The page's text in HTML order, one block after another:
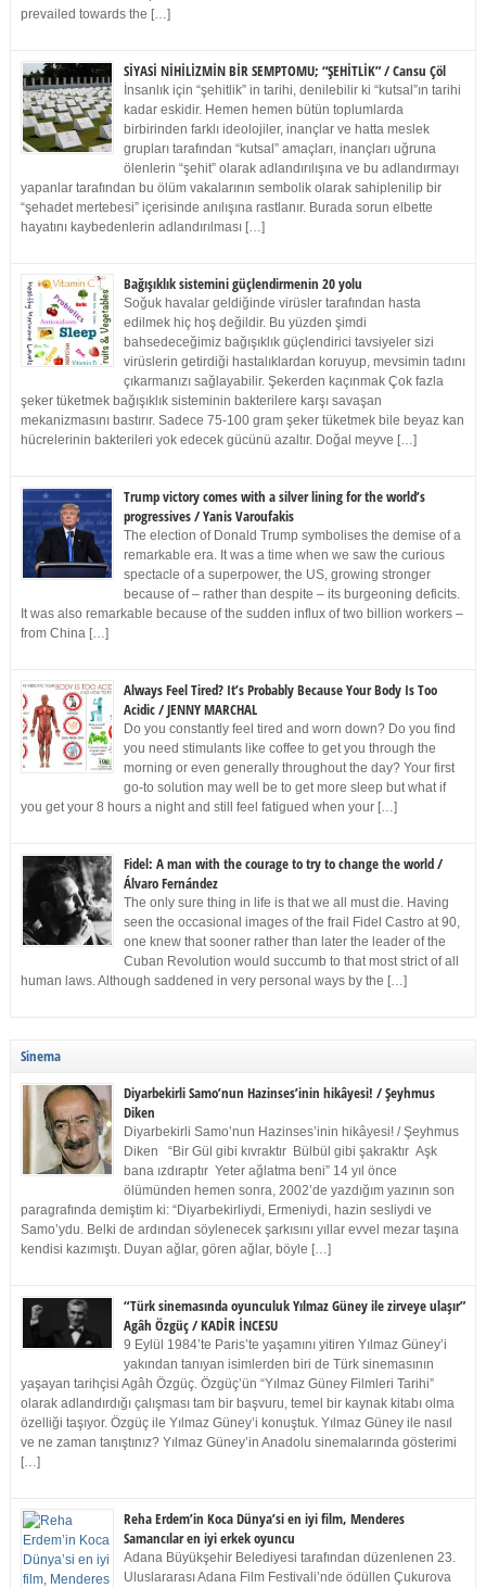
prevailed towards the […]
SİYASİ NİHİLİZMİN BİR SEMPTOMU; “ŞEHİTLİK” / Cansu Çöl
İnsanlık için “şehitlik” in tarihi, denilebilir ki “kutsal”ın tarihi
kadar eskidir. Hemen hemen bütün toplumlarda
birbirinden farklı ideolojiler, inançlar ve hatta meslek
grupları tarafından “kutsal” amaçları, inançları uğruna
ölenlerin “şehit” olarak adlandırılışına ve bu adlandırmayı
yapanlar tarafından bu ölüm vakalarının sembolik olarak sahiplenilip bir
“şehadet mertebesi” içerisinde anılışına rastlanır. Burada sorun elbette
hayatını kaybedenlerin adlandırılması […]
Bağışıklık sistemini güçlendirmenin 20 yolu
Soğuk havalar geldiğinde virüsler tarafından hasta
edilmek hiç hoş değildir. Bu yüzden şimdi
bahsedeceğimiz bağışıklık güçlendirici tavsiyeler sizi
virüslerin getirdiği hastalıklardan koruyup, mevsimin tadını
çıkarmanızı sağlayabilir. Şekerden kaçınmak Çok fazla
şeker tüketmek bağışıklık sisteminin bakterilere karşı savaşan
mekanizmasını bastırır. Sadece 75-100 gram şeker tüketmek bile beyaz kan
hücrelerinin bakterileri yok edecek gücünü azaltır. Doğal meyve […]
Trump victory comes with a silver lining for the world’s
progressives / Yanis Varoufakis
The election of Donald Trump symbolises the demise of a
remarkable era. It was a time when we saw the curious
spectacle of a superpower, the US, growing stronger
because of – rather than despite – its burgeoning deficits.
It was also remarkable because of the sudden influx of two billion workers –
from China […]
Always Feel Tired? It’s Probably Because Your Body Is Too
Acidic / JENNY MARCHAL
Do you constantly feel tired and worn down? Do you find
you need stimulants like coffee to get you through the
morning or even generally throughout the day? Your first
go-to solution may well be to get more sleep but what if
you get your 8 hours a night and still feel fatigued when your […]
Fidel: A man with the courage to try to change the world /
Álvaro Fernández
The only sure thing in life is that we all must die. Having
seen the occasional images of the frail Fidel Castro at 90,
one knew that sooner rather than later the leader of the
Cuban Revolution would succumb to that most strict of all
human laws. Although saddened in very personal ways by the […]
Sinema
Diyarbekirli Samo’nun Hazinses’inin hikâyesi! / Şeyhmus
Diken
Diyarbekirli Samo’nun Hazinses’inin hikâyesi! / Şeyhmus
Diken “Bir Gül gibi kıvraktır Bülbül gibi şakraktır Aşk
bana ızdıraptır Yeter ağlatma beni” 14 yıl önce
ölümünden hemen sonra, 2002’de yazdığım yazının son
paragrafında demiştim ki: “Diyarbekirliydi, Ermeniydi, hazin sesliydi ve
Samo’ydu. Belki de ardından söylenecek şarkısını yıllar evvel mezar taşına
kendisi kazımıştı. Duyan ağlar, gören ağlar, böyle […]
“Türk sinemasında oyunculuk Yılmaz Güney ile zirveye ulaşır”
Agâh Özgüç / KADİR İNCESU
9 Eylül 1984’te Paris’te yaşamını yitiren Yılmaz Güney’i
yakından tanıyan isimlerden biri de Türk sinemasının
yaşayan tarihçisi Agâh Özgüç. Özgüç’ün “Yılmaz Güney Filmleri Tarihi”
olarak adlandırdığı çalışması tam bir başvuru, temel bir kaynak kitabı olma
özelliği taşıyor. Özgüç ile Yılmaz Güney’i konuştuk. Yılmaz Güney ile nasıl
ve ne zaman tanıştınız? Yılmaz Güney’in Anadolu sinemalarında gösterimi
[…]
Reha Erdem’in Koca Dünya’si en iyi film, Menderes
Samancılar en iyi erkek oyuncu
Adana Büyükşehir Belediyesi tarafından düzenlenen 23.
Uluslararası Adana Film Festivali’nde ödüllen Çukurova